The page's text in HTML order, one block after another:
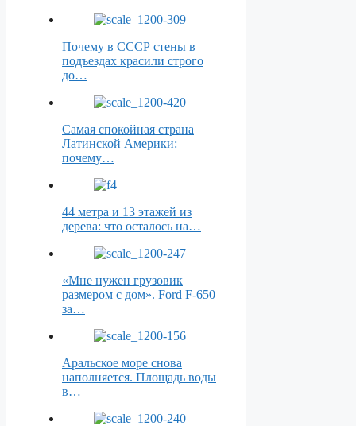
Почему в СССР стены в
подъездах красили строго
до…
Самая спокойная страна
Латинской Америки:
почему…
44 метра и 13 этажей из
дерева: что осталось на…
«Мне нужен грузовик
размером с дом». Ford F-650
за…
Аральское море снова
наполняется. Площадь воды
в…